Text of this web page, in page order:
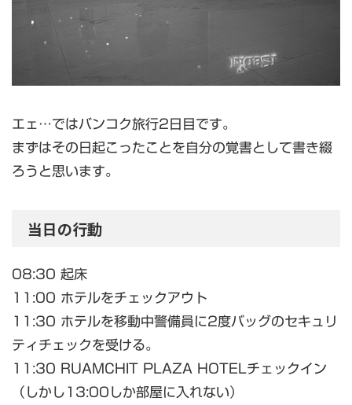
エェ…ではバンコク旅行2日目です。
まずはその日起こったことを自分の覚書として書き綴
ろうと思います。
当日の行動
08:30 起床
11:00 ホテルをチェックアウト
11:30 ホテルを移動中警備員に2度バッグのセキュリ
ティチェックを受ける。
11:30 RUAMCHIT PLAZA HOTELチェックイン
（しかし13:00しか部屋に入れない）